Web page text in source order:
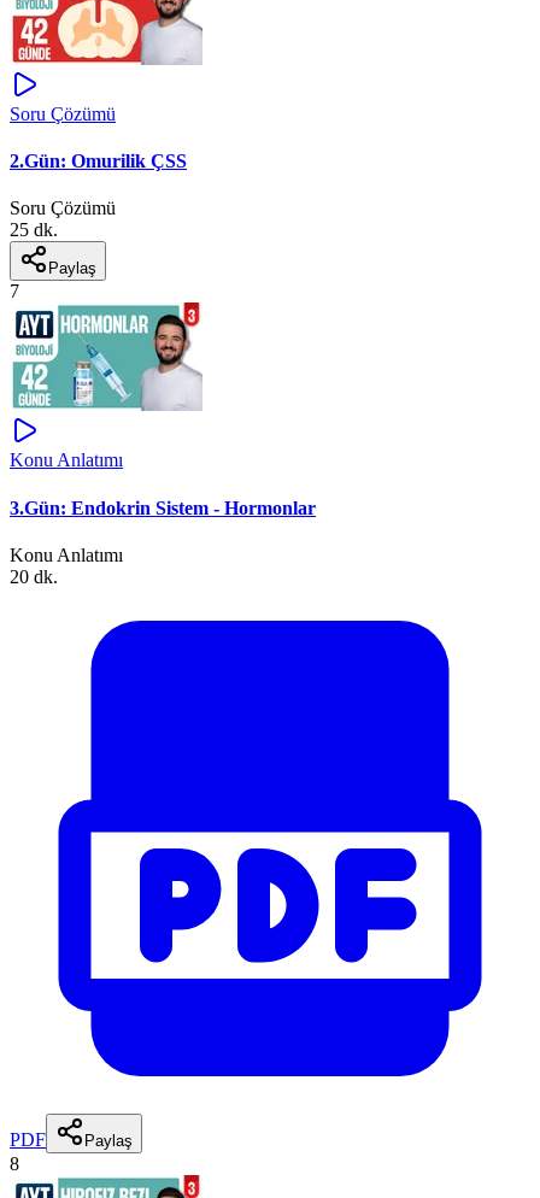
Soru Çözümü
2.Gün: Omurilik ÇSS
Soru Çözümü
25 dk.
Paylaş
7
Konu Anlatımı
3.Gün: Endokrin Sistem - Hormonlar
Konu Anlatımı
20 dk.
PDF Paylaş
8